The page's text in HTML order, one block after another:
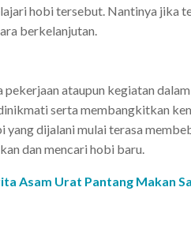
hobi tersebut. Nantinya jika
berkelanjutan.
ataupun kegiatan
serta membangkitkan
dijalani mulai terasa
dan mencari hobi baru.
Asam Urat Pantang Makan